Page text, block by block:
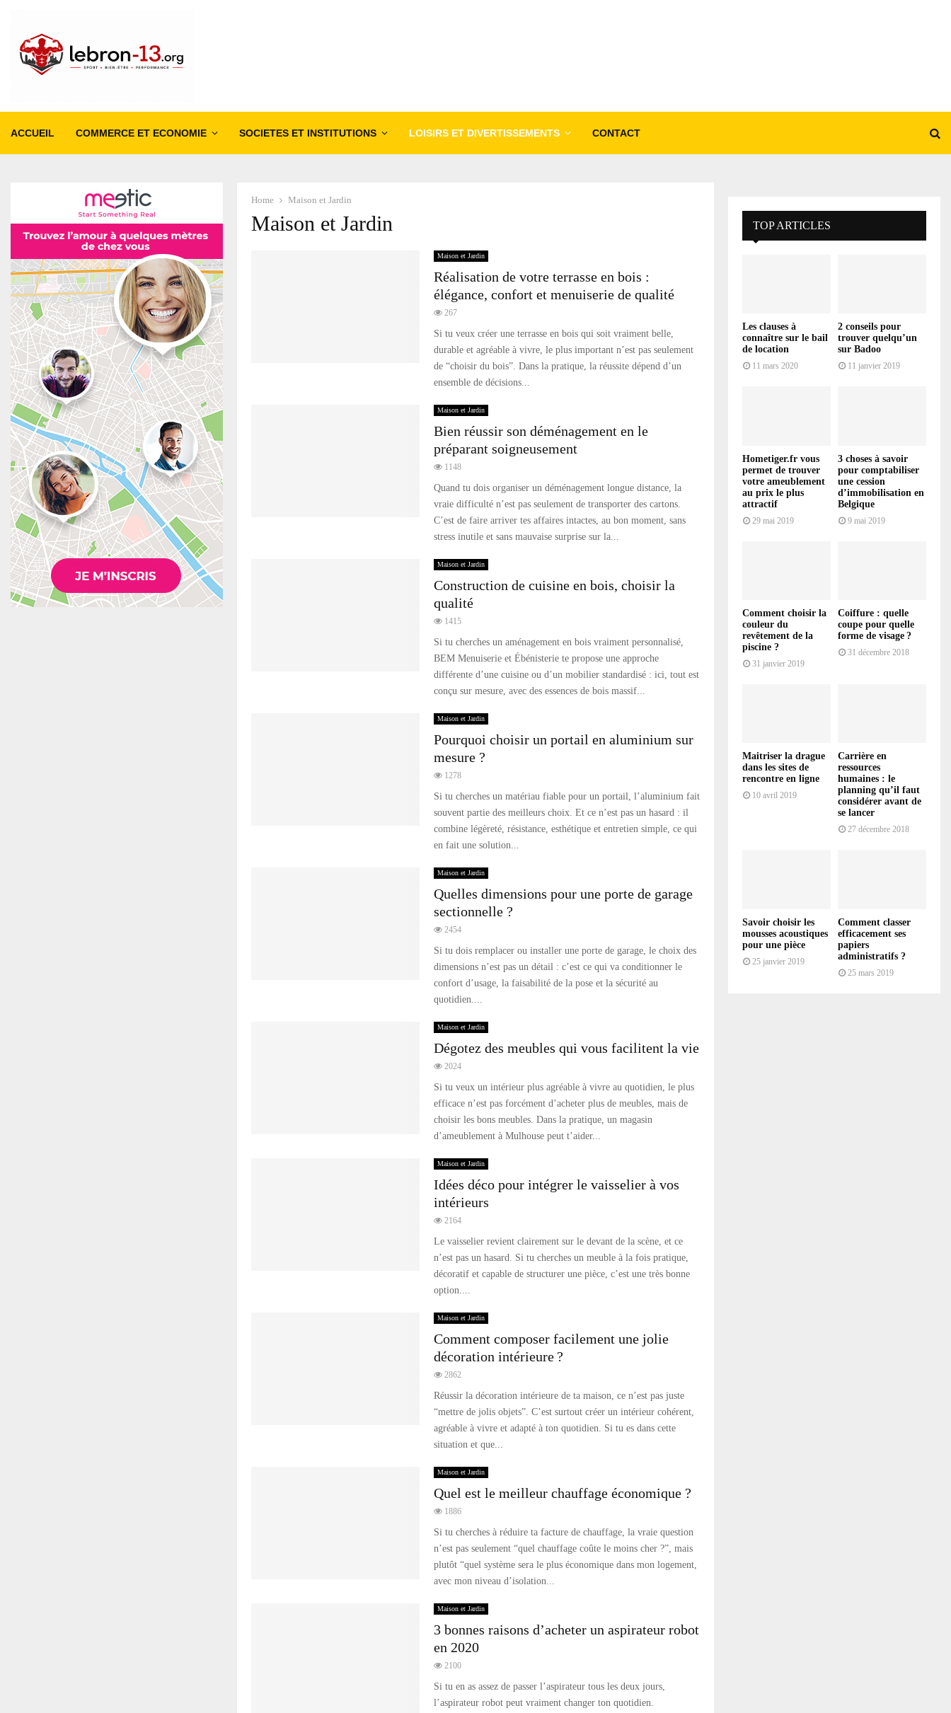
ACCUEIL COMMERCE ET ECONOMIE SOCIETES ET INSTITUTIONS LOISIRS ET DIVERTISSEMENTS CONTACT
Home Maison et Jardin
Maison et Jardin
Maison et Jardin
Réalisation de votre terrasse en bois :
élégance, confort et menuiserie de qualité
267
Si tu veux créer une terrasse en bois qui soit vraiment belle,
durable et agréable à vivre, le plus important n’est pas seulement
de “choisir du bois”. Dans la pratique, la réussite dépend d’un
ensemble de décisions...
Maison et Jardin
Bien réussir son déménagement en le
préparant soigneusement
1148
Quand tu dois organiser un déménagement longue distance, la
vraie difficulté n’est pas seulement de transporter des cartons.
C’est de faire arriver tes affaires intactes, au bon moment, sans
stress inutile et sans mauvaise surprise sur la...
Maison et Jardin
Construction de cuisine en bois, choisir la
qualité
1415
Si tu cherches un aménagement en bois vraiment personnalisé,
BEM Menuiserie et Ébénisterie te propose une approche
différente d’une cuisine ou d’un mobilier standardisé : ici, tout est
conçu sur mesure, avec des essences de bois massif...
Maison et Jardin
Pourquoi choisir un portail en aluminium sur
mesure ?
1278
Si tu cherches un matériau fiable pour un portail, l’aluminium fait
souvent partie des meilleurs choix. Et ce n’est pas un hasard : il
combine légèreté, résistance, esthétique et entretien simple, ce qui
en fait une solution...
Maison et Jardin
Quelles dimensions pour une porte de garage
sectionnelle ?
2454
Si tu dois remplacer ou installer une porte de garage, le choix des
dimensions n’est pas un détail : c’est ce qui va conditionner le
confort d’usage, la faisabilité de la pose et la sécurité au
quotidien....
Maison et Jardin
Dégotez des meubles qui vous facilitent la vie
2024
Si tu veux un intérieur plus agréable à vivre au quotidien, le plus
efficace n’est pas forcément d’acheter plus de meubles, mais de
choisir les bons meubles. Dans la pratique, un magasin
d’ameublement à Mulhouse peut t’aider...
Maison et Jardin
Idées déco pour intégrer le vaisselier à vos
intérieurs
2164
Le vaisselier revient clairement sur le devant de la scène, et ce
n’est pas un hasard. Si tu cherches un meuble à la fois pratique,
décoratif et capable de structurer une pièce, c’est une très bonne
option....
Maison et Jardin
Comment composer facilement une jolie
décoration intérieure ?
2862
Réussir la décoration intérieure de ta maison, ce n’est pas juste
“mettre de jolis objets”. C’est surtout créer un intérieur cohérent,
agréable à vivre et adapté à ton quotidien. Si tu es dans cette
situation et que...
Maison et Jardin
Quel est le meilleur chauffage économique ?
1886
Si tu cherches à réduire ta facture de chauffage, la vraie question
n’est pas seulement “quel chauffage coûte le moins cher ?”, mais
plutôt “quel système sera le plus économique dans mon logement,
avec mon niveau d’isolation...
Maison et Jardin
3 bonnes raisons d’acheter un aspirateur robot
en 2020
2100
Si tu en as assez de passer l’aspirateur tous les deux jours,
l’aspirateur robot peut vraiment changer ton quotidien.
TOP ARTICLES
Les clauses à
connaître sur le bail
de location
11 mars 2020
2 conseils pour
trouver quelqu’un
sur Badoo
11 janvier 2019
Hometiger.fr vous
permet de trouver
votre ameublement
au prix le plus
attractif
29 mai 2019
3 choses à savoir
pour comptabiliser
une cession
d’immobilisation en
Belgique
9 mai 2019
Comment choisir la
couleur du
revêtement de la
piscine ?
31 janvier 2019
Coiffure : quelle
coupe pour quelle
forme de visage ?
31 décembre 2018
Maitriser la drague
dans les sites de
rencontre en ligne
10 avril 2019
Carrière en
ressources
humaines : le
planning qu’il faut
considérer avant de
se lancer
27 décembre 2018
Savoir choisir les
mousses acoustiques
pour une pièce
25 janvier 2019
Comment classer
efficacement ses
papiers
administratifs ?
25 mars 2019